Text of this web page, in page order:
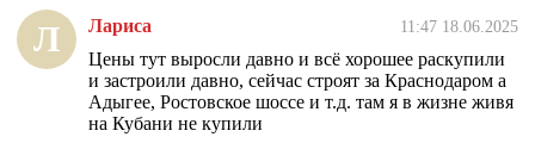
Л Лариса 11:47 18.06.2025
Цены тут выросли давно и всё хорошее раскупили
и застроили давно, сейчас строят за Краснодаром а
Адыгее, Ростовское шоссе и т.д. там я в жизне живя
на Кубани не купили